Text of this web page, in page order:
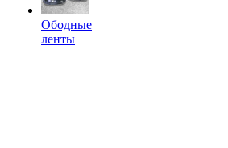
Ободные
ленты